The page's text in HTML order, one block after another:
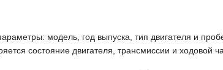
модель, год выпуска, тип двигателя и
состояние двигателя, трансмиссии и ходовой